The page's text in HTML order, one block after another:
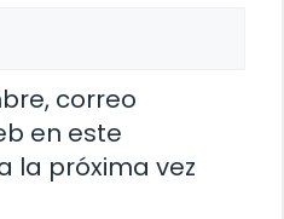
correo
en este
la próxima vez